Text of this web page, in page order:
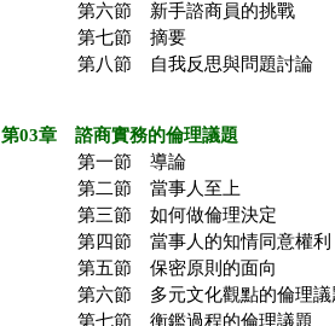
第六節 新手諮商員的挑戰
第七節 摘要
第八節 自我反思與問題討論
第03章 諮商實務的倫理議題
第一節 導論
第二節 當事人至上
第三節 如何做倫理決定
第四節 當事人的知情同意權利
第五節 保密原則的面向
第六節 多元文化觀點的倫理議
第七節 衡鑑過程的倫理議題